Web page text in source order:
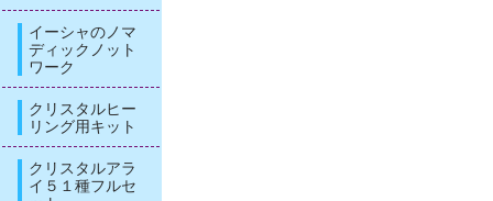
イーシャのノマ
ディックノット
ワーク
クリスタルヒー
リング用キット
クリスタルアラ
イ５１種フルセ